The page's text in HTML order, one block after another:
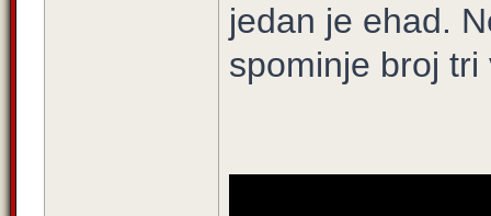
jedan je ehad.
spominje broj tri